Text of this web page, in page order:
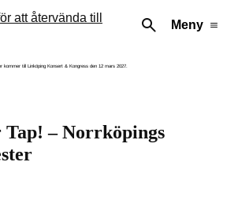
Meny
Tap! – Norrköpings